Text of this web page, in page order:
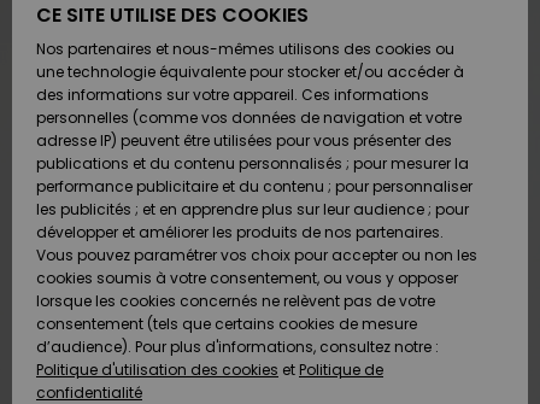
Chaussures
& Tongs
Surf
Snow
Nouveautés
Chaussures
& Tongs
Surf
Snow
Nouveautés
FEMME
A
Découvrir
Snow
SURF
Enfant
Highlights
Communauté
SNOW
Snow
Shop
Enfant
Snow
Shop
Femme
A
Découvrir
Communauté
VENTE
FLASH
Enfant
Outlet
Femme
Préférences
Langue Et
Région
Retours
Paiement
Carte
Cadeau
Quiksilver
Freedom
Protection
des données
CE SITE UTILISE DES COOKIES
Nos partenaires et nous-mêmes utilisons des cookies ou
une technologie équivalente pour stocker et/ou accéder à
des informations sur votre appareil. Ces informations
personnelles (comme vos données de navigation et votre
adresse IP) peuvent être utilisées pour vous présenter des
publications et du contenu personnalisés ; pour mesurer la
performance publicitaire et du contenu ; pour personnaliser
les publicités ; et en apprendre plus sur leur audience ; pour
développer et améliorer les produits de nos partenaires.
Vous pouvez paramétrer vos choix pour accepter ou non les
cookies soumis à votre consentement, ou vous y opposer
lorsque les cookies concernés ne relèvent pas de votre
consentement (tels que certains cookies de mesure
d’audience). Pour plus d'informations, consultez notre :
Politique d'utilisation des cookies et Politique de
confidentialité